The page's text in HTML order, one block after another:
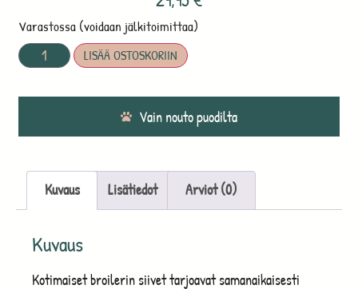
Varastossa (voidaan jälkitoimittaa)
LISÄÄ OSTOSKORIIN
Vain nouto puodilta
Kuvaus Lisätiedot Arviot (0)
Kuvaus
Kotimaiset broilerin siivet tarjoavat samanaikaisesti